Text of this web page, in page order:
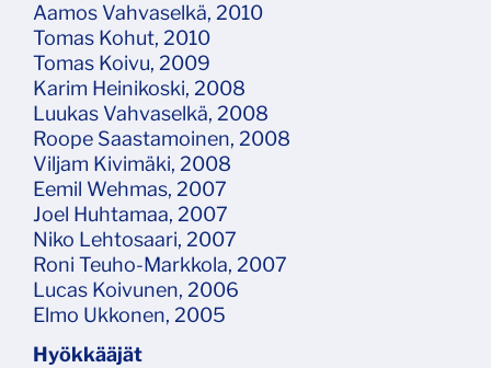
Aamos Vahvaselkä, 2010
Tomas Kohut, 2010
Tomas Koivu, 2009
Karim Heinikoski, 2008
Luukas Vahvaselkä, 2008
Roope Saastamoinen, 2008
Viljam Kivimäki, 2008
Eemil Wehmas, 2007
Joel Huhtamaa, 2007
Niko Lehtosaari, 2007
Roni Teuho-Markkola, 2007
Lucas Koivunen, 2006
Elmo Ukkonen, 2005
Hyökkääjät